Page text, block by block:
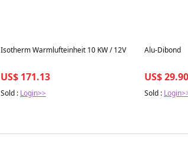
Best in 7 days
Isotherm Warmlufteinheit 10 KW / 12V
US$ 171.13
Sold : Login>>
Best in 7 days
Alu-Dibond
US$ 29.90
Sold :